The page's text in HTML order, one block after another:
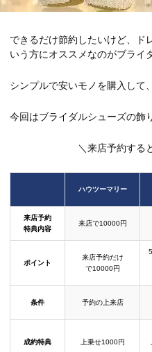
できるだけ節約したいけど、ド
いう方にオススメなのがブライ
シンプルで安いモノを購入して
今回はブライダルシューズの飾
＼来店予約する
ハウツーマリー
来店予約
特典内容
来店で10000円
ポイント
来店予約だけ
で10000円
条件 予約の上来店
成約特典 上乗せ1000円